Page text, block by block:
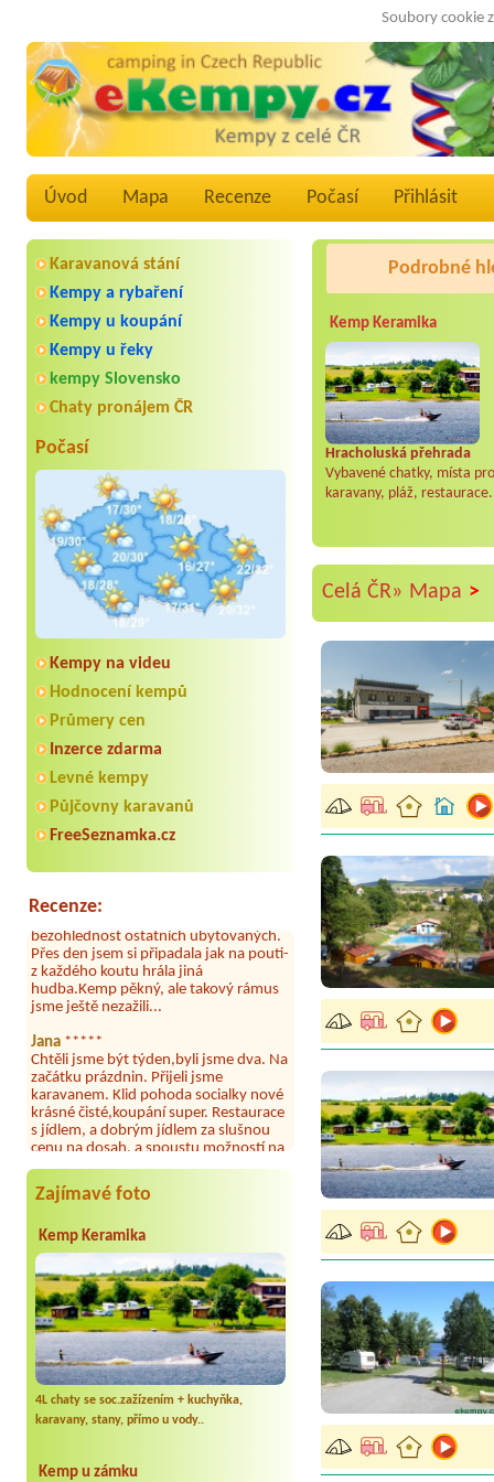
Soubory cookie
Úvod Mapa Recenze Počasí Přihlásit
Karavanová stání
Kempy a rybaření
Kempy u koupání
Kempy u řeky
kempy Slovensko
Chaty pronájem ČR
Počasí
Kempy na videu
Hodnocení kempů
Průmery cen
Inzerce zdarma
Levné kempy
Půjčovny karavanů
FreeSeznamka.cz
Recenze:
Aneta Melicharová
Byli jsme zde v týdnu od 25.7. do 1.8.
umývárně i na WC bylo vždy čisto,
doplněný papír i utěrky, což při
množství návštěvníků není
samozřejmost. V kempu je obchod a
Co nás ale velice zklamalo byl celodenní
bezohlednost ostatních ubytovaných.
z každého koutu hrála jiná
hudba.Kemp pěkný, ale takový rámus
jsme ještě nezažili...
Jana*****
začátku prázdnin. Přijeli jsme
karavanem. Klid pohoda socialky nové
krásné čisté,koupání super. Restaurace
s jídlem, a dobrým jídlem za slušnou
cenu na dosah, a spoustu možností na
výlety. Veškerý personál se choval
slušně mile. Nám se v kempu líbilo.
Aneta Janíčková*****
Byli jsme zde s dětmi na 5 nocí,
Výborná káva, mošt i víno a další.Milí
hostitelé, vždy usměvaví a ochotní,
umístění kempu blízko všem zážitkům
ať turistickým,tak vodním. V
docházkové blízkosti kempu vodní
nádrž, restaurace a bazénem,
autobusová zastávka, obchod a další.
Děkujeme, bylo to úžasné.
Kateřina+ Květoslav+ Jana+ Zdeněk
*****
kemp. Čisté, nově vybavené chatky,
Zajímavé foto
Kemp Keramika
4L chaty se soc.zažízením + kuchyňka,
karavany, stany, přímo u vody..
Kemp u zámku
Podrobné
Kemp Keramika
Hracholuská přehrada
Vybavené chatky, místa pro
karavany, pláž,
Celá ČR» Mapa >